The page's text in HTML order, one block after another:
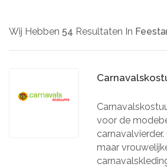
Wij Hebben 54 Resultaten In
voor de
maar